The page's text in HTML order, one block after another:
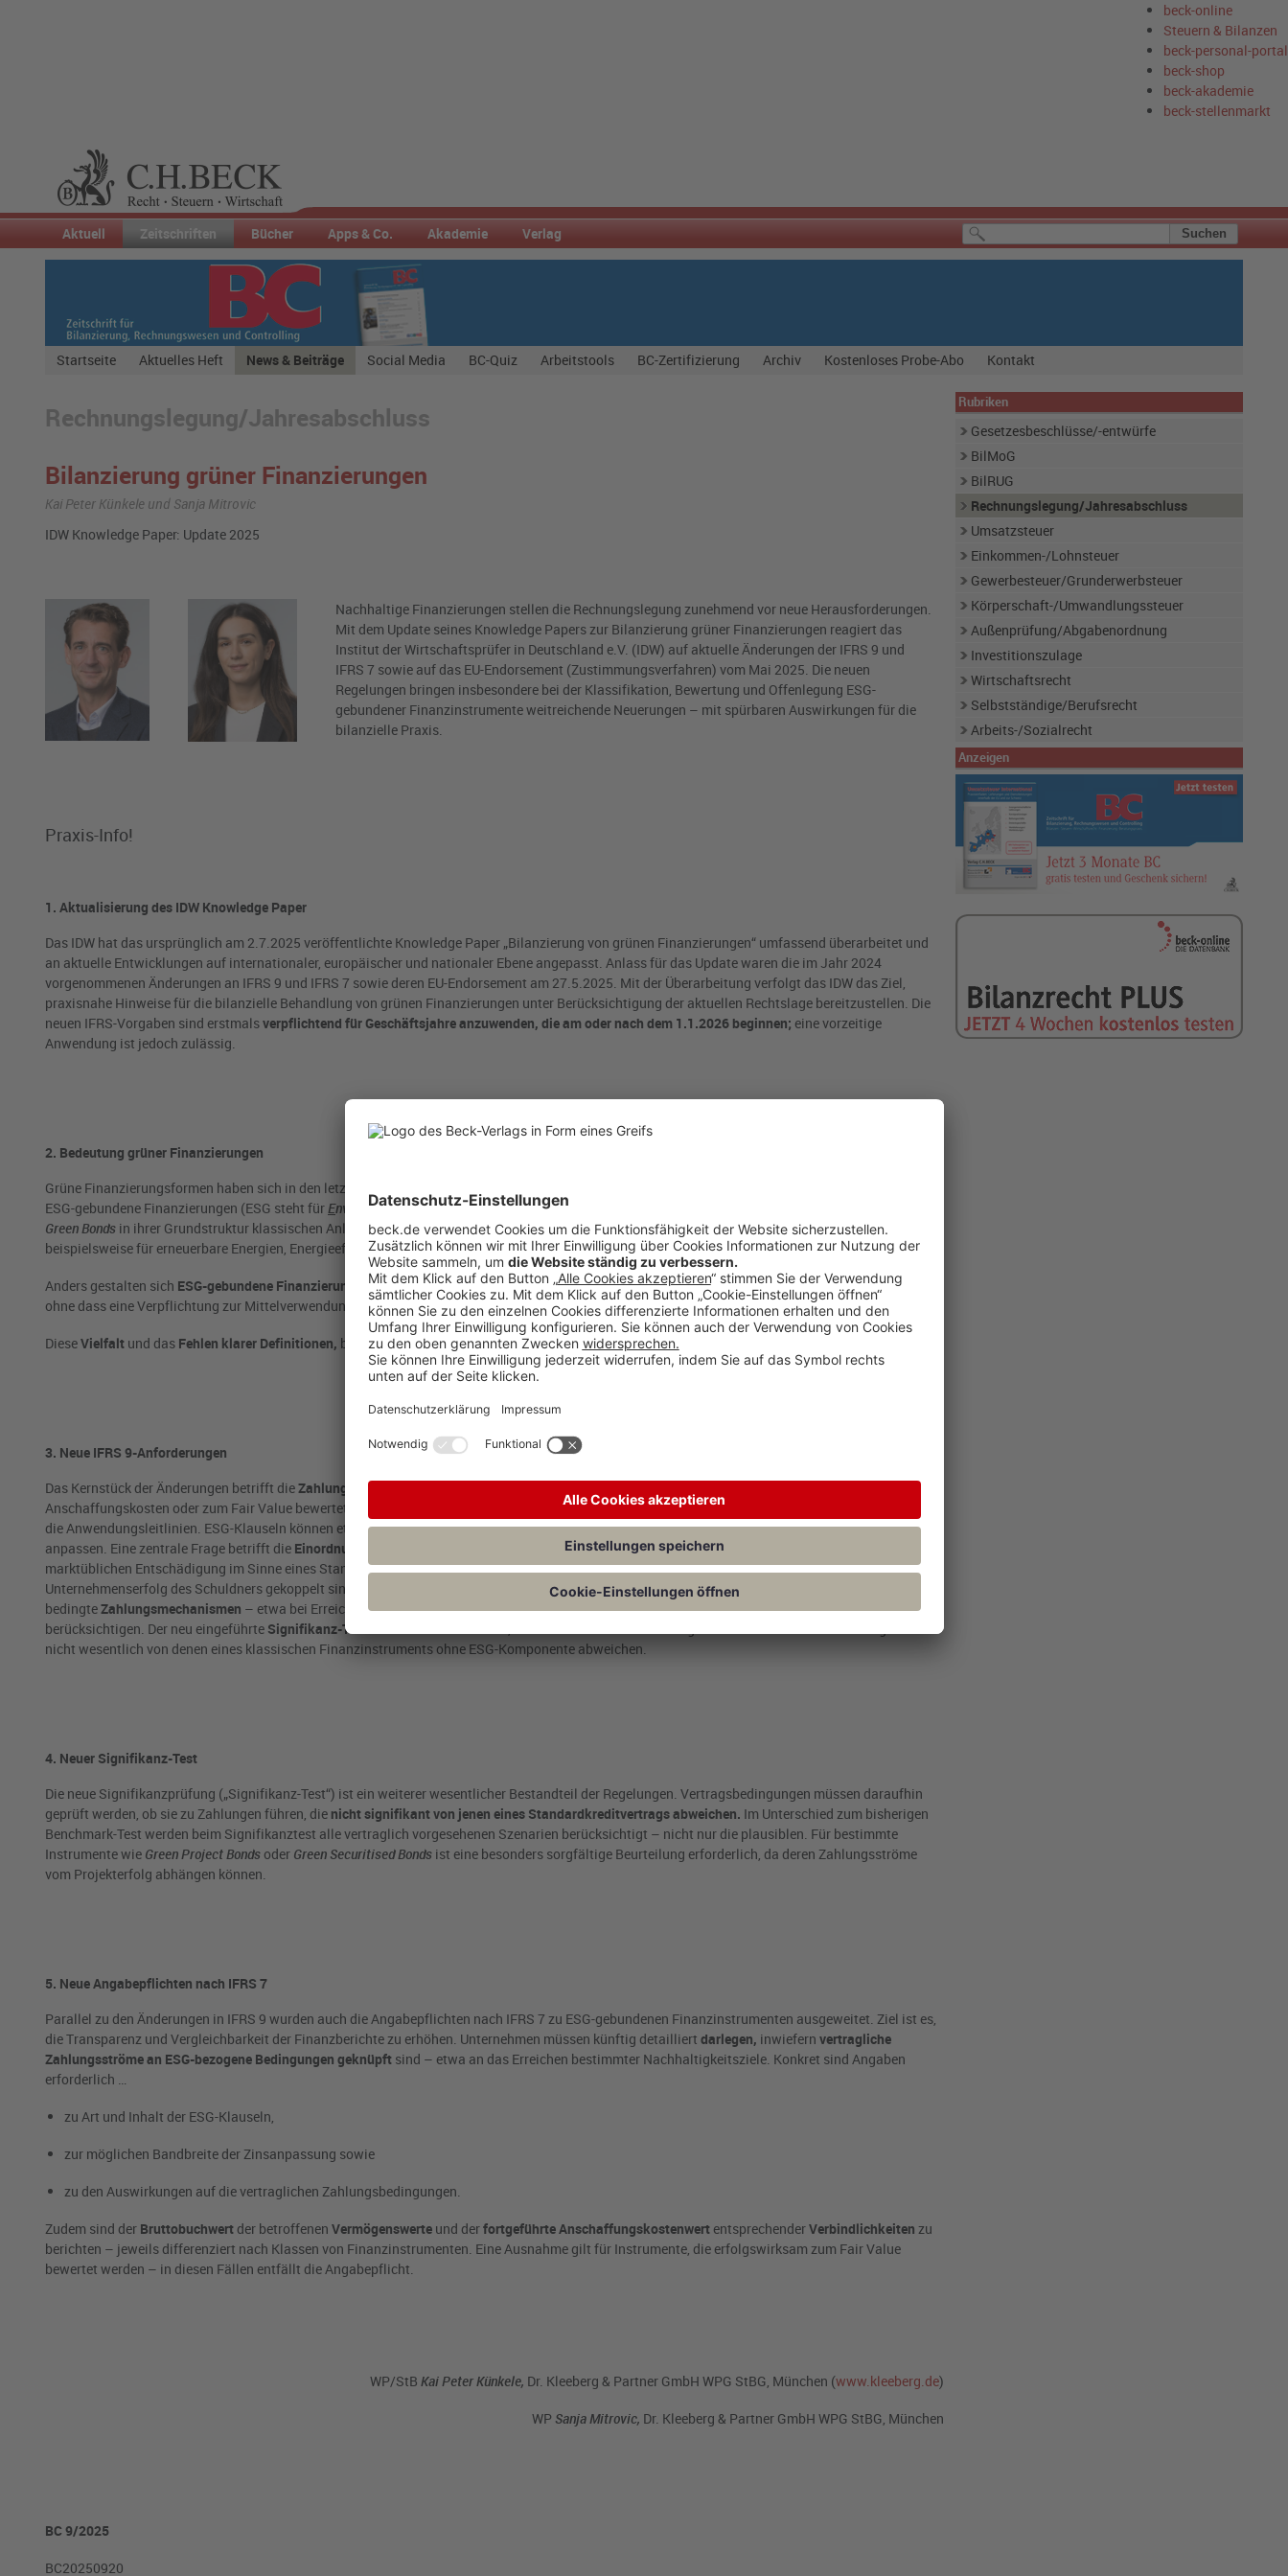
beck-online
Steuern & Bilanzen
beck-personal-portal
beck-shop
beck-akademie
beck-stellenmarkt
Aktuell Zeitschriften Bücher Apps & Co. Akademie Verlag
Startseite Aktuelles Heft News & Beiträge Social Media BC-Quiz Arbeitstools BC-Zertifizierung Archiv Kostenloses Probe-Abo Kontakt
Rechnungslegung/Jahresabschluss
Bilanzierung grüner Finanzierungen
Kai Peter Künkele und Sanja Mitrovic
IDW Knowledge Paper: Update 2025
Nachhaltige Finanzierungen stellen die Rechnungslegung zunehmend vor neue Herausforderungen.
Mit dem Update seines Knowledge Papers zur Bilanzierung grüner Finanzierungen reagiert das
Institut der Wirtschaftsprüfer in Deutschland e.V. (IDW) auf aktuelle Änderungen der IFRS 9 und
IFRS 7 sowie auf das EU-Endorsement (Zustimmungsverfahren) vom Mai 2025. Die neuen
Regelungen bringen insbesondere bei der Klassifikation, Bewertung und Offenlegung ESG-
gebundener Finanzinstrumente weitreichende Neuerungen – mit spürbaren Auswirkungen für die
bilanzielle Praxis.
Praxis-Info!
1. Aktualisierung des IDW Knowledge Paper
Das IDW hat das ursprünglich am 2.7.2025 veröffentlichte Knowledge Paper „Bilanzierung von grünen Finanzierungen“ umfassend überarbeitet und
an aktuelle Entwicklungen auf internationaler, europäischer und nationaler Ebene angepasst. Anlass für das Update waren die im Jahr 2024
vorgenommenen Änderungen an IFRS 9 und IFRS 7 sowie deren EU-Endorsement am 27.5.2025. Mit der Überarbeitung verfolgt das IDW das Ziel,
praxisnahe Hinweise für die bilanzielle Behandlung von grünen Finanzierungen unter Berücksichtigung der aktuellen Rechtslage bereitzustellen. Die
neuen IFRS-Vorgaben sind erstmalsverpflichtend für Geschäftsjahre anzuwenden, die am oder nach dem 1.1.2026 beginnen; eine vorzeitige
Anwendung ist jedoch zulässig.
2. Bedeutung grüner Finanzierungen
Grüne Finanzierungsformen haben sich in den letzten Jahren stark am Markt etabliert, darunter
ESG-gebundene Finanzierungen (ESG steht fürEnvironmental,Social andGovernance,also Umwelt, Soziales und Unternehmensführung). Während
Green Bonds in ihrer Grundstruktur klassischen Anleihen ähneln, müssen die Erlöse zweckgebunden für nachhaltige Projekte verwendet werden – wie
beispielsweise für erneuerbare Energien, Energieeffizienz, nachhaltige Wasserwirtschaft oder saubere Transportlösungen.
Anders gestalten sich ESG-gebundene Finanzierungsinstrumente.Hier ist der Zinssatz an Nachhaltigkeitskennzahlen oder ESG-Ratings gekoppelt,
ohne dass eine Verpflichtung zur Mittelverwendung für grüne Projekte besteht.
DieseVielfalt und das Fehlen klarer Definitionen, beispielsweise für grüne Schuldscheine, stellen für die bilanzielle Praxis eine Herausforderung dar.
3. Neue IFRS 9-Anforderungen
Das Kernstück der Änderungen betrifft dieZahlungsstrombedingung
nach IFRS 9. Diese legt fest, ob ein finanzieller Vermögenswert zu fortgeführten
Anschaffungskosten oder zum Fair Value bewertet wird. Um Unsicherheiten, insbesondere bei ESG-Klauseln, zu adressieren, ergänzte das IASB 2024
die Anwendungsleitlinien. ESG-Klauseln können etwa die Höhe oder den Zeitpunkt von Zahlungen – abhängig von Nachhaltigkeitskriterien –
anpassen. Eine zentrale Frage betrifft die Einordnung der Zinsanpassung.
Maßgeblich ist, ob die vereinbarte Vergütung für den Kreditgeber einer
marktüblichen Entschädigung im Sinne eines Standardkreditvertrags entspricht. Anpassungen, die etwa an den Preis eines Rohstoffs oder den
Unternehmenserfolg des Schuldners gekoppelt sind, erfüllen diese Voraussetzung in der Regel nicht. Nach der aktualisierten Auslegung sind auch
bedingteZahlungsmechanismen – etwa bei Erreichen eines Nachhaltigkeitsziels – unabhängig von ihrer Eintrittswahrscheinlichkeit zu
berücksichtigen. Der neu eingeführte Signifikanz-Test
nicht wesentlich von denen eines klassischen Finanzinstruments ohne ESG-Komponente abweichen.
4. Neuer Signifikanz-Test
Die neue Signifikanzprüfung („Signifikanz-Test“) ist ein weiterer wesentlicher Bestandteil der Regelungen. Vertragsbedingungen müssen daraufhin
geprüft werden, ob sie zu Zahlungen führen, die nicht signifikant von jenen eines Standardkreditvertrags abweichen. Im Unterschied zum bisherigen
Benchmark-Test werden beim Signifikanztest alle vertraglich vorgesehenen Szenarien berücksichtigt – nicht nur die plausiblen. Für bestimmte
Instrumente wie Green Project Bonds oder Green Securitised Bonds ist eine besonders sorgfältige Beurteilung erforderlich, da deren Zahlungsströme
vom Projekterfolg abhängen können.
5. Neue Angabepflichten nach IFRS 7
Parallel zu den Änderungen in IFRS 9 wurden auch die Angabepflichten nach IFRS 7 zu ESG-gebundenen Finanzinstrumenten ausgeweitet. Ziel ist es,
die Transparenz und Vergleichbarkeit der Finanzberichte zu erhöhen. Unternehmen müssen künftig detailliert darlegen, inwiefern vertragliche
Zahlungsströme an ESG-bezogene Bedingungen geknüpft sind – etwa an das Erreichen bestimmter Nachhaltigkeitsziele. Konkret sind Angaben
erforderlich …
zu Art und Inhalt der ESG-Klauseln,
zur möglichen Bandbreite der Zinsanpassung sowie
zu den Auswirkungen auf die vertraglichen Zahlungsbedingungen.
Zudem sind der Bruttobuchwert der betroffenen Vermögenswerte und derfortgeführte Anschaffungskostenwert entsprechenderVerbindlichkeiten zu
berichten – jeweils differenziert nach Klassen von Finanzinstrumenten. Eine Ausnahme gilt für Instrumente, die erfolgswirksam zum Fair Value
bewertet werden – in diesen Fällen entfällt die Angabepflicht.
WP/StB Kai Peter Künkele, Dr. Kleeberg & Partner GmbH WPG StBG, München (www.kleeberg.de)
WP Sanja Mitrovic, Dr. Kleeberg & Partner GmbH WPG StBG, München
BC 9/2025
BC20250920
Rubriken
Gesetzesbeschlüsse/-entwürfe
BilMoG
BilRUG
Rechnungslegung/Jahresabschluss
Umsatzsteuer
Einkommen-/Lohnsteuer
Gewerbesteuer/Grunderwerbsteuer
Körperschaft-/Umwandlungssteuer
Außenprüfung/Abgabenordnung
Investitionszulage
Wirtschaftsrecht
Selbstständige/Berufsrecht
Arbeits-/Sozialrecht
Anzeigen